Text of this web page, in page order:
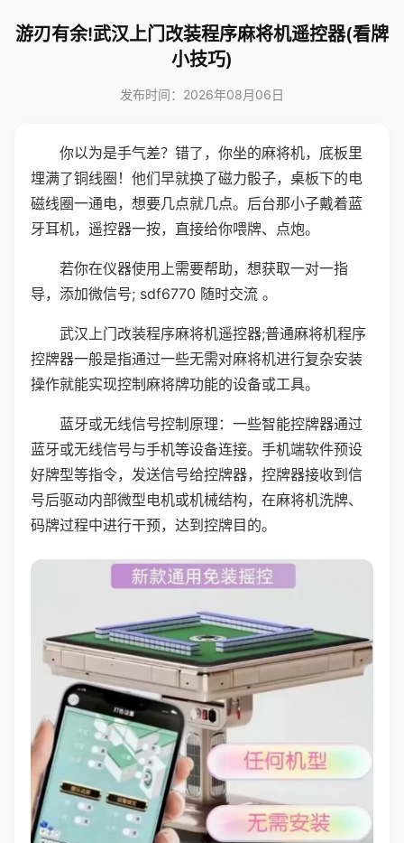
游刃有余!武汉上门改装程序麻将机遥控器(看牌
小技巧)
发布时间：2026年08月06日
你以为是手气差？错了，你坐的麻将机，底板里
埋满了铜线圈！他们早就换了磁力骰子，桌板下的电
磁线圈一通电，想要几点就几点。后台那小子戴着蓝
牙耳机，遥控器一按，直接给你喂牌、点炮。
若你在仪器使用上需要帮助，想获取一对一指
导，添加微信号; sdf6770 随时交流 。
武汉上门改装程序麻将机遥控器;普通麻将机程序
控牌器一般是指通过一些无需对麻将机进行复杂安装
操作就能实现控制麻将牌功能的设备或工具。
蓝牙或无线信号控制原理：一些智能控牌器通过
蓝牙或无线信号与手机等设备连接。手机端软件预设
好牌型等指令，发送信号给控牌器，控牌器接收到信
号后驱动内部微型电机或机械结构，在麻将机洗牌、
码牌过程中进行干预，达到控牌目的。